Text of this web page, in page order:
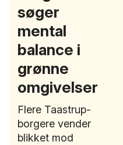
søger
mental
balance i
grønne
omgivelser
Flere Taastrup-
borgere vender
blikket mod